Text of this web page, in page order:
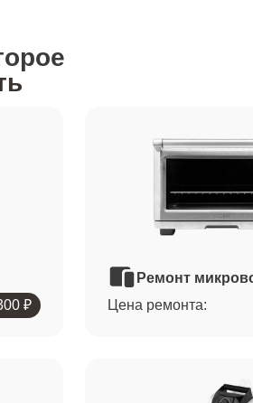
₽
Ремонт
Цена ремонта: